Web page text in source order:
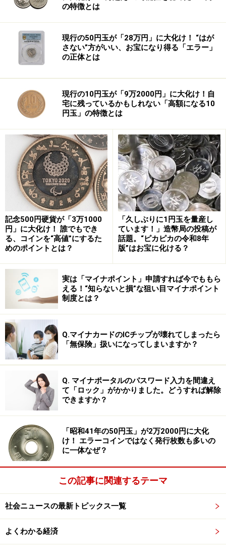
自民党ができてからまだ50年ちょっとしかたっていない
ので、自民党が亥年の参院選を経験したのはまだ４回し
かありませんが、そのうち３回の亥年で、自民党が議席
を減らしているのがわかります。
59年は、「参議院の政党化が進んでいったなかでの選
挙」と考えれば「亥年現象」の例外であるという説明が
つきます。
当初、参議院は無所属や「緑風会」といわれる非政党集
続け、政党に議席を奪われていきます。結局1965年、緑
風会は解散しました。59年は、そんな時代の選挙でし
た。
あとは３回とも自民党が議席を減らしています。もちろ
んその年ごとに理由があるのですが、「これは『亥年現
象』なのだ」という説明がまことしやかにされているの
も事実です。
では、なぜ亥年なのでしょう。
亥年の参院選の投票率はいつも下がる！
ここでもう１つ、グラフを見てもらいたいと思います。
亥年の参院選には自民党の議席減だけでなく、もう１つ
顕著な傾向があるのですね。
の特徴とは
現行の50円玉が「28万円」に大化け！ “はが
さない”方がいい、お宝になり得る「エラー」
の正体とは
現行の10円玉が「9万2000円」に大化け！自
宅に残っているかもしれない「高額になる10
円玉」の特徴とは
記念500円硬貨が「3万1000
円」に大化け！ 誰でもでき
る、コインを“高値”にするた
めのポイントとは？
「久しぶりに1円玉を量産し
ています！」造幣局の投稿が
話題。“ピカピカの令和8年
版”はお宝に化ける？
実は「マイナポイント」申請すれば今でももら
える！“知らないと損”な狙い目マイナポイント
制度とは？
Q.マイナカードのICチップが壊れてしまったら
「無保険」扱いになってしまいますか？
Q. マイナポータルのパスワード入力を間違え
て「ロック」がかかりました。どうすれば解除
できますか？
「昭和41年の50円玉」が2万2000円に大化
け！ エラーコインではなく発行枚数も多いの
に一体なぜ？
この記事に関連するテーマ
社会ニュースの最新トピックス一覧
よくわかる経済